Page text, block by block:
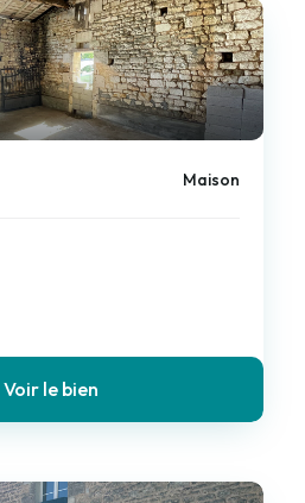
Maison
Voir le bien